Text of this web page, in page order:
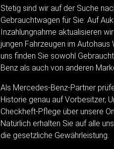
Stetig sind wir auf der Suche
Gebrauchtwagen für Sie: Auf
Inzahlungnahme aktualisieren
jungen Fahrzeugen im Autohaus
uns finden Sie sowohl
Benz als auch von anderen
Als Mercedes-Benz-Partner
Historie genau auf Vorbesitzer,
Checkheft-Pflege über unsere
Natürlich erhalten Sie auf alle
die gesetzliche Gewährleistung.